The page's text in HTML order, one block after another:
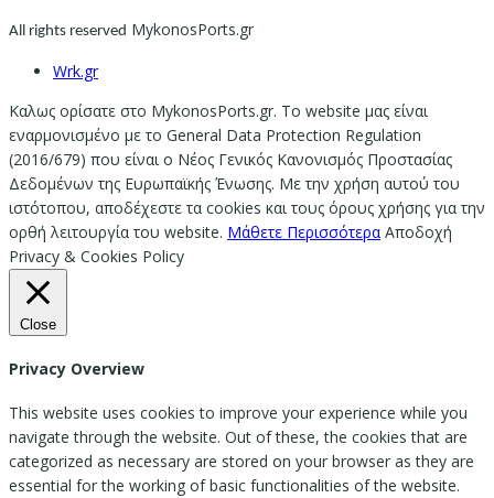
All rights reserved MykonosPorts.gr
Wrk.gr
Καλως ορίσατε στο MykonosPorts.gr. Το website μας είναι
εναρμονισμένο με το General Data Protection Regulation
(2016/679) που είναι ο Νέος Γενικός Κανονισμός Προστασίας
Δεδομένων της Ευρωπαϊκής Ένωσης. Με την χρήση αυτού του
ιστότοπου, αποδέχεστε τα cookies και τους όρους χρήσης για την
ορθή λειτουργία του website. Μάθετε Περισσότερα Αποδοχή
Privacy & Cookies Policy
Close
Privacy Overview
This website uses cookies to improve your experience while you
navigate through the website. Out of these, the cookies that are
categorized as necessary are stored on your browser as they are
essential for the working of basic functionalities of the website.